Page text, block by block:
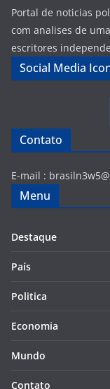
Portal de noticias
com analises de
escritores
Social Media
Contato
E-mail :
Menu
Destaque
País
Politica
Economia
Mundo
Contato